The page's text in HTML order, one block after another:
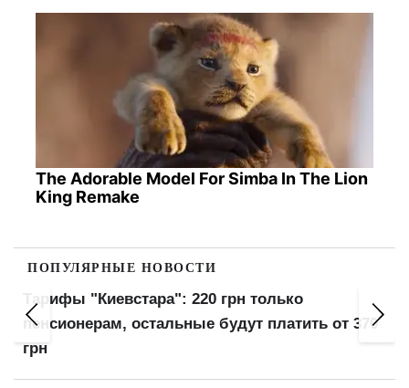
The Adorable Model For Simba In The Lion
King Remake
ПОПУЛЯРНЫЕ НОВОСТИ
Тарифы "Киевстара": 220 грн только
пенсионерам, остальные будут платить от 370
грн